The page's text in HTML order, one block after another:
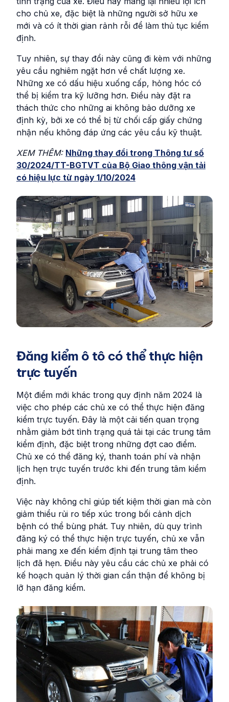
cho chủ xe, đặc biệt là những người sở hữu xe
mới và có ít thời gian rảnh rỗi để làm thủ tục kiểm
định.
Tuy nhiên, sự thay đổi này cũng đi kèm với những
yêu cầu nghiêm ngặt hơn về chất lượng xe.
Những xe có dấu hiệu xuống cấp, hỏng hóc có
thể bị kiểm tra kỹ lưỡng hơn. Điều này đặt ra
thách thức cho những ai không bảo dưỡng xe
định kỳ, bởi xe có thể bị từ chối cấp giấy chứng
nhận nếu không đáp ứng các yêu cầu kỹ thuật.
XEM THÊM: Những thay đổi trong Thông tư số
30/2024/TT-BGTVT của Bộ Giao thông vận tải
có hiệu lực từ ngày 1/10/2024
Đăng kiểm ô tô có thể thực hiện
trực tuyến
Một điểm mới khác trong quy định năm 2024 là
việc cho phép các chủ xe có thể thực hiện đăng
kiểm trực tuyến. Đây là một cải tiến quan trọng
nhằm giảm bớt tình trạng quá tải tại các trung tâm
kiểm định, đặc biệt trong những đợt cao điểm.
Chủ xe có thể đăng ký, thanh toán phí và nhận
lịch hẹn trực tuyến trước khi đến trung tâm kiểm
định.
Việc này không chỉ giúp tiết kiệm thời gian mà còn
giảm thiểu rủi ro tiếp xúc trong bối cảnh dịch
bệnh có thể bùng phát. Tuy nhiên, dù quy trình
đăng ký có thể thực hiện trực tuyến, chủ xe vẫn
phải mang xe đến kiểm định tại trung tâm theo
lịch đã hẹn. Điều này yêu cầu các chủ xe phải có
kế hoạch quản lý thời gian cẩn thận để không bị
lỡ hạn đăng kiểm.